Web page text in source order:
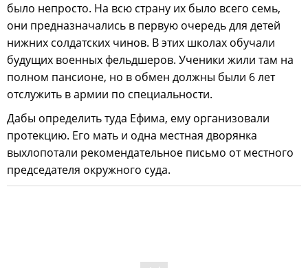
было непросто. На всю страну их было всего семь,
они предназначались в первую очередь для детей
нижних солдатских чинов. В этих школах обучали
будущих военных фельдшеров. Ученики жили там на
полном пансионе, но в обмен должны были 6 лет
отслужить в армии по специальности.
Дабы определить туда Ефима, ему организовали
протекцию. Его мать и одна местная дворянка
выхлопотали рекомендательное письмо от местного
председателя окружного суда.